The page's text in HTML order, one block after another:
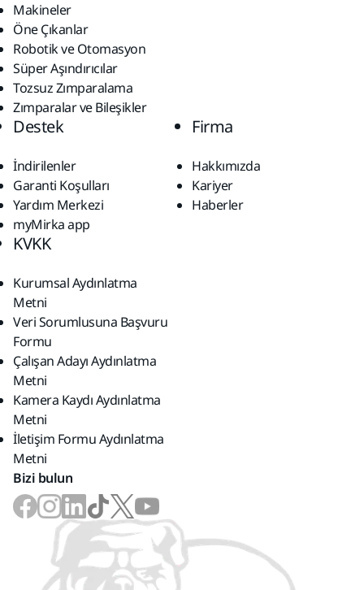
Makineler
Öne Çıkanlar
Robotik ve Otomasyon
Süper Aşındırıcılar
Tozsuz Zımparalama
Zımparalar ve Bileşikler
Destek
İndirilenler
Garanti Koşulları
Yardım Merkezi
myMirka app
Firma
Hakkımızda
Kariyer
Haberler
KVKK
Kurumsal Aydınlatma
Metni
Veri Sorumlusuna Başvuru
Formu
Çalışan Adayı Aydınlatma
Metni
Kamera Kaydı Aydınlatma
Metni
İletişim Formu Aydınlatma
Metni
Bizi bulun